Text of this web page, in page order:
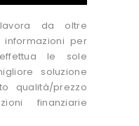
lavora da oltre
per
le sole
soluzione
qualità/prezzo
finanziarie